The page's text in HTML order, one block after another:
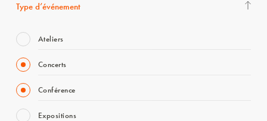
Type d’événement
Ateliers
Concerts
Conférence
Expositions